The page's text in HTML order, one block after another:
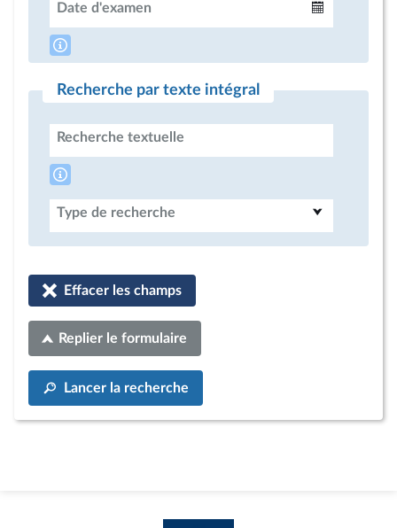
Date d'examen
Recherche par texte intégral
Recherche textuelle
Type de recherche
Effacer les champs
Replier le formulaire
Lancer la recherche